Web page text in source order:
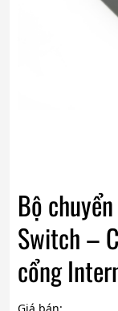
Bộ
Switch –
cổng